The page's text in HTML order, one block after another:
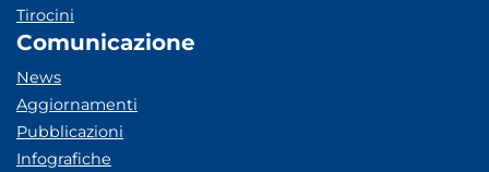
Tirocini
Comunicazione
News
Aggiornamenti
Pubblicazioni
Infografiche